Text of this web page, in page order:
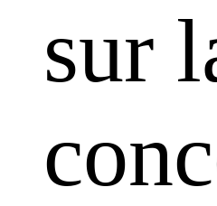
sur